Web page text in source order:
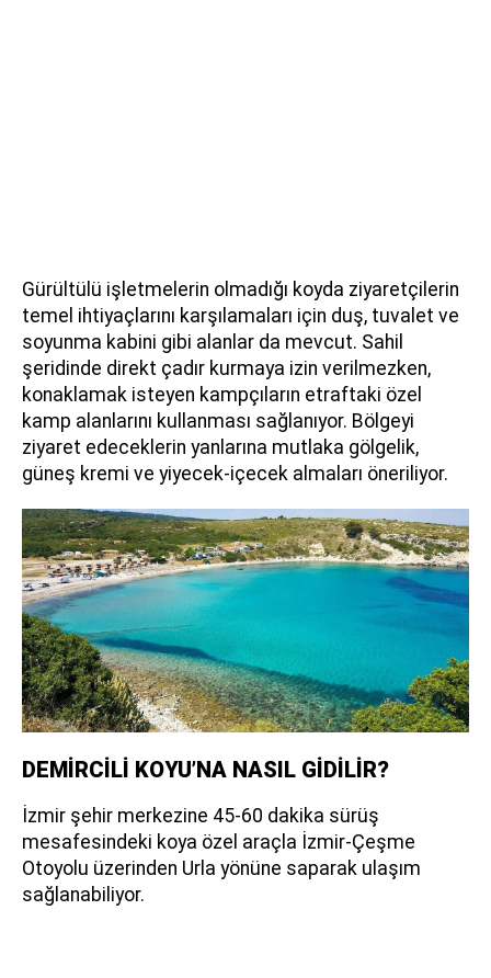
Gürültülü işletmelerin olmadığı koyda ziyaretçilerin
temel ihtiyaçlarını karşılamaları için duş, tuvalet ve
soyunma kabini gibi alanlar da mevcut. Sahil
şeridinde direkt çadır kurmaya izin verilmezken,
konaklamak isteyen kampçıların etraftaki özel
kamp alanlarını kullanması sağlanıyor. Bölgeyi
ziyaret edeceklerin yanlarına mutlaka gölgelik,
güneş kremi ve yiyecek-içecek almaları öneriliyor.
DEMİRCİLİ KOYU’NA NASIL GİDİLİR?
İzmir şehir merkezine 45-60 dakika sürüş
mesafesindeki koya özel araçla İzmir-Çeşme
Otoyolu üzerinden Urla yönüne saparak ulaşım
sağlanabiliyor.